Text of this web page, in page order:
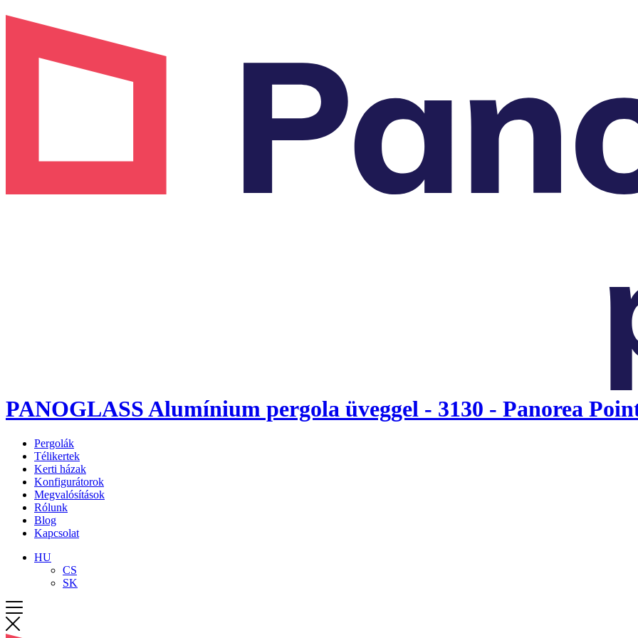
PANOGLASS Alumínium pergola üveggel - 3130 - Panorea
Pergolák
Télikertek
Kerti házak
Konfigurátorok
Megvalósítások
Rólunk
Blog
Kapcsolat
HU
CS
SK